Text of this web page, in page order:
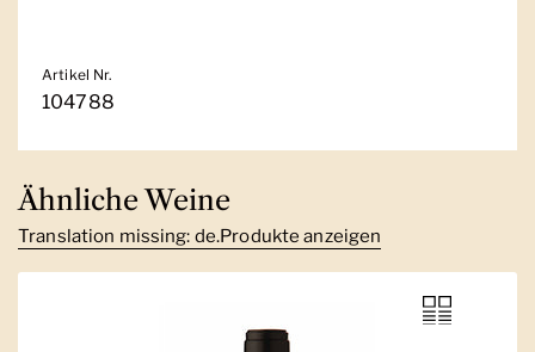
Artikel Nr.
104788
Ähnliche Weine
Translation missing: de.Produkte anzeigen